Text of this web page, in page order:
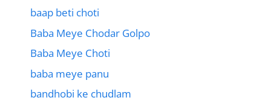
baap beti choti
Baba Meye Chodar Golpo
Baba Meye Choti
baba meye panu
bandhobi ke chudlam